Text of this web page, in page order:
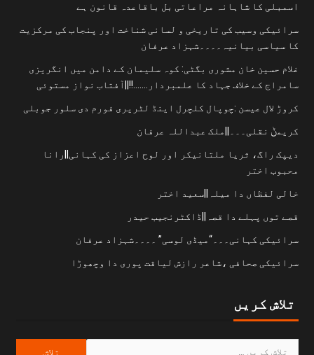
اسمبلی کا شاہانہ مراعاتی بل باقاعدہ قانون ہے
سرائیکی وسیب کی تاریخی و لسانی شناخت اور پنجاب کی مرکزیت
کا سیاسی بیانیہ۔۔۔۔شہزاد عرفان
غلام حسین خان مشوری بگٹی: کوہ سلیمان کے دامن میں انگریزی
سامراج کے خلاف جہاد کا علمبردار…….!!||آفتاب نواز مستوئی
کروڑ لال عیسن :چوپال کلچرل اینڈ لٹریری فورم دی سلور جوبلی
کریمݨ نقلی۔۔۔||ملک عبداللہ عرفان
دیپک راگ، ثریا ملتانیکر اور لوح اعزاز کی کہانی||رانا
محبوب اختر
خالی لفظاں دا میلہ||سعید اختر
قصے توں پہلے دا قصہ||ڈاکٹرنجیب حیدر
سرائیکی کہانی۔۔۔“میڈی لوسی” ۔۔۔۔شہزاد عرفان
سرائیکی صحافی ،شاعر رازش لیاقت پوری دا وچھوڑا
تلاش کریں